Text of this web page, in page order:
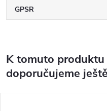
GPSR
K tomuto produktu
doporučujeme